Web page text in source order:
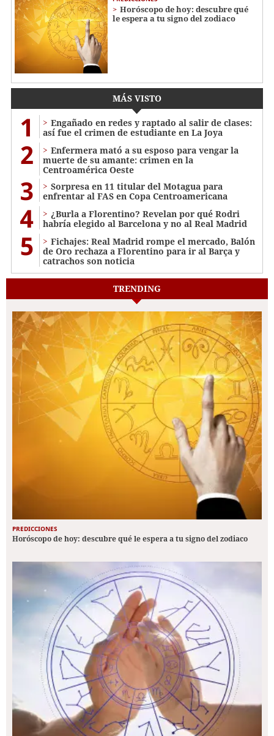
Horóscopo de hoy: descubre qué
le espera a tu signo del zodiaco
MÁS VISTO
1
Engañado en redes y raptado al salir de clases:
así fue el crimen de estudiante en La Joya
2
Enfermera mató a su esposo para vengar la
muerte de su amante: crimen en la
Centroamérica Oeste
3
Sorpresa en 11 titular del Motagua para
enfrentar al FAS en Copa Centroamericana
4
¿Burla a Florentino? Revelan por qué Rodri
habría elegido al Barcelona y no al Real Madrid
5
Fichajes: Real Madrid rompe el mercado, Balón
de Oro rechaza a Florentino para ir al Barça y
catrachos son noticia
TRENDING
PREDICCIONES
Horóscopo de hoy: descubre qué le espera a tu signo del zodiaco